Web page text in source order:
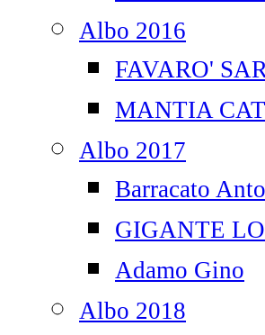
Albo 2016
FAVARO'
MANTIA
Albo 2017
Barracato
GIGANTE
Adamo Gino
Albo 2018